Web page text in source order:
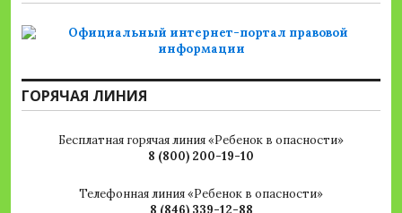
ГОРЯЧАЯ ЛИНИЯ
Бесплатная горячая линия «Ребенок в опасности»
8 (800) 200-19-10
Телефонная линия «Ребенок в опасности»